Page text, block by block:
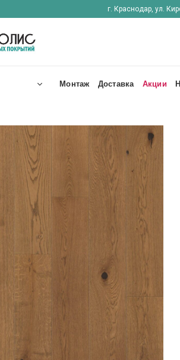
г. Краснодар, ул.
Монтаж Доставка Акции